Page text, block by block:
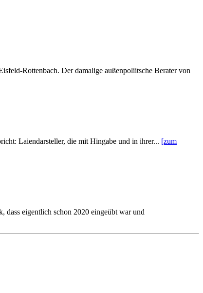
Rottenbach. Der damalige außenpoliitsche Berater von
Laiendarsteller, die mit Hingabe und in ihrer... [zum
dass eigentlich schon 2020 eingeübt war und